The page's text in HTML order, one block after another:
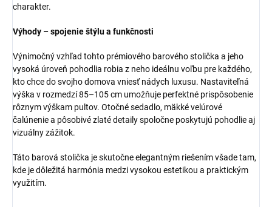
charakter.
Výhody – spojenie štýlu a funkčnosti
Výnimočný vzhľad tohto prémiového barového stolička a jeho
vysoká úroveň pohodlia robia z neho ideálnu voľbu pre každého,
kto chce do svojho domova vniesť nádych luxusu. Nastaviteľná
výška v rozmedzí 85–105 cm umožňuje perfektné prispôsobenie
rôznym výškam pultov. Otočné sedadlo, mäkké velúrové
čalúnenie a pôsobivé zlaté detaily spoločne poskytujú pohodlie aj
vizuálny zážitok.
Táto barová stolička je skutočne elegantným riešením všade tam,
kde je dôležitá harmónia medzi vysokou estetikou a praktickým
využitím.